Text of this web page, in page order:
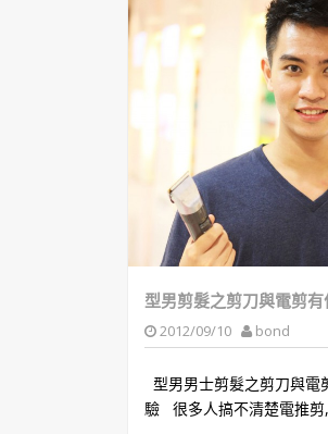
型男剪髮之剪刀與電剪
2012/09/10 bond
型男男士剪髮之剪刀與電
驗 很多人搞不清楚電推